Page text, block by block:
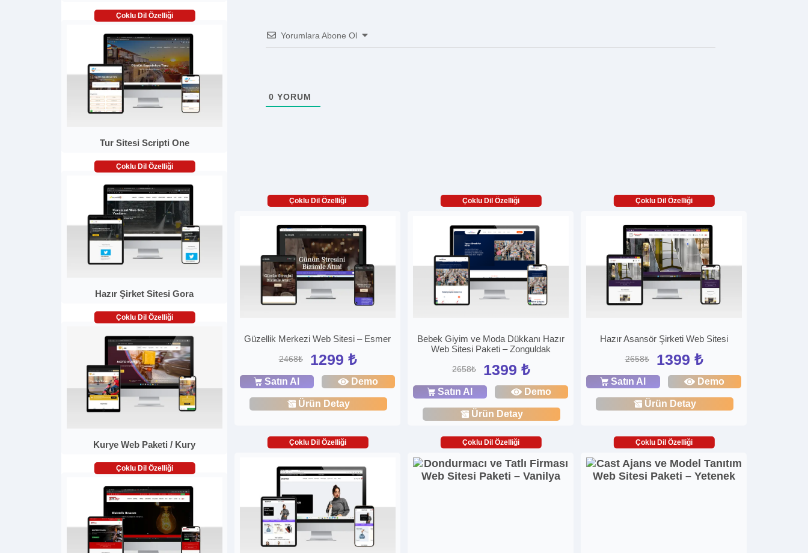
Çoklu Dil Özelliği
Tur Sitesi Scripti One
Çoklu Dil Özelliği
Hazır Şirket Sitesi Gora
Çoklu Dil Özelliği
Kurye Web Paketi / Kury
Çoklu Dil Özelliği
Yorumlara Abone Ol
0 YORUM
Çoklu Dil Özelliği
Güzellik Merkezi Web Sitesi – Esmer
2468₺ 1299 ₺
Satın Al Demo
Ürün Detay
Çoklu Dil Özelliği
Bebek Giyim ve Moda Dükkanı Hazır
Web Sitesi Paketi – Zonguldak
2658₺ 1399 ₺
Satın Al Demo
Ürün Detay
Çoklu Dil Özelliği
Hazır Asansör Şirketi Web Sitesi
2658₺ 1399 ₺
Satın Al Demo
Ürün Detay
Çoklu Dil Özelliği Çoklu Dil Özelliği Çoklu Dil Özelliği